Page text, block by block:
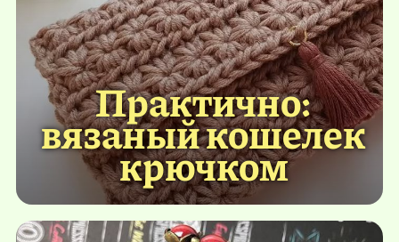
Практично:
вязаный кошелек
крючком